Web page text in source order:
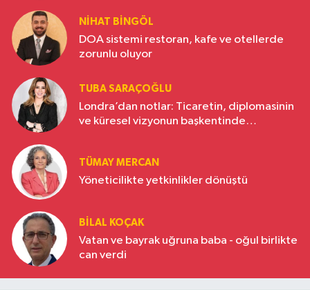
NIHAT BINGÖL
DOA sistemi restoran, kafe ve otellerde
zorunlu oluyor
TUBA SARAÇOĞLU
Londra’dan notlar: Ticaretin, diplomasinin
ve küresel vizyonun başkentinde
TÜMAY MERCAN
Yöneticilikte yetkinlikler dönüştü
BILAL KOÇAK
Vatan ve bayrak uğruna baba - oğul birlikte
can verdi